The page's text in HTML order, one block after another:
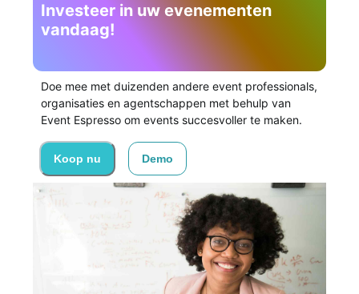
Investeer in uw evenementen
vandaag!
Doe mee met duizenden andere event professionals,
organisaties en agentschappen met behulp van
Event Espresso om events succesvoller te maken.
Koop nu Demo